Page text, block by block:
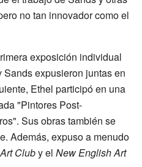
no tan innovador como el
exposición individual
expusieron juntas en
Ethel participó en una
"Pintores Post-
Sus obras también se
Además, expuso a menudo
Cluby el New English Art